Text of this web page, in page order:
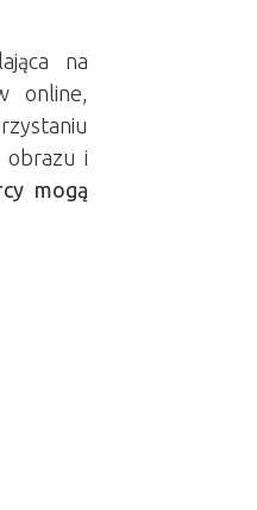
na
online,
obrazu i
mogą